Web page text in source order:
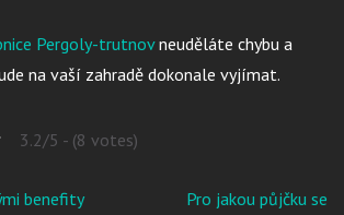
Pergoly-trutnovneuděláte chybu a
na vaší zahradě dokonale vyjímat.
3.2/5 - (8 votes)
benefity
Pro jakou půjčku se